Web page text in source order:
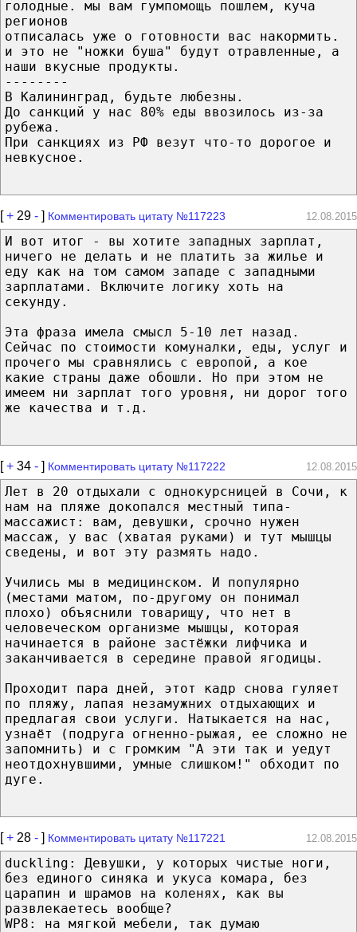
голодные. мы вам гумпомощь пошлем, куча
регионов
отписалась уже о готовности вас накормить.
и это не "ножки буша" будут отравленные, а
наши вкусные продукты.
--------
В Калининград, будьте любезны.
До санкций у нас 80% еды ввозилось из-за
рубежа.
При санкциях из РФ везут что-то дорогое и
невкусное.
[+ 29 - ] Комментировать цитату №117223 12.08.2015
И вот итог - вы хотите западных зарплат,
ничего не делать и не платить за жилье и
еду как на том самом западе с западными
зарплатами. Включите логику хоть на
секунду.
Эта фраза имела смысл 5-10 лет назад.
Сейчас по стоимости комуналки, еды, услуг и
прочего мы сравнялись с европой, а кое
какие страны даже обошли. Но при этом не
имеем ни зарплат того уровня, ни дорог того
же качества и т.д.
[+ 34 - ] Комментировать цитату №117222 12.08.2015
Лет в 20 отдыхали с однокурсницей в Сочи, к
нам на пляже докопался местный типа-
массажист: вам, девушки, срочно нужен
массаж, у вас (хватая руками) и тут мышцы
сведены, и вот эту размять надо.
Учились мы в медицинском. И популярно
(местами матом, по-другому он понимал
плохо) объяснили товарищу, что нет в
человеческом организме мышцы, которая
начинается в районе застёжки лифчика и
заканчивается в середине правой ягодицы.
Проходит пара дней, этот кадр снова гуляет
по пляжу, лапая незамужних отдыхающих и
предлагая свои услуги. Натыкается на нас,
узнаёт (подруга огненно-рыжая, ее сложно не
запомнить) и с громким "А эти так и уедут
неотдохнувшими, умные слишком!" обходит по
дуге.
[+ 28 - ] Комментировать цитату №117221 12.08.2015
duckling: Девушки, у которых чистые ноги,
без единого синяка и укуса комара, без
царапин и шрамов на коленях, как вы
развлекаетесь вообще?
WP8: на мягкой мебели, так думаю